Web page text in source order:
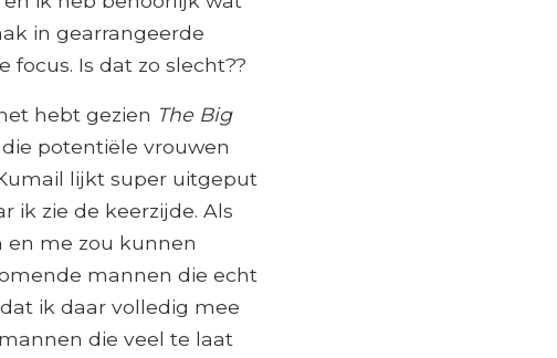
in gearrangeerde
Is dat zo slecht??
hebt gezien The Big
potentiële vrouwen
lijkt super uitgeput
ik zie de keerzijde. Als
me zou kunnen
mannen die echt
ik daar volledig mee
die veel te laat